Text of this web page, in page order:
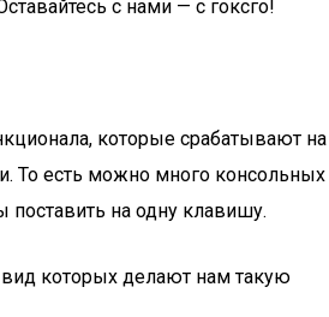
с нами — с гоксго!
которые срабатывают на
То есть можно много консольных
на одну клавишу.
которых делают нам такую